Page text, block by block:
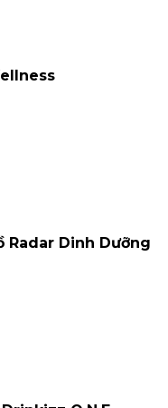
Radar Dinh Dưỡng